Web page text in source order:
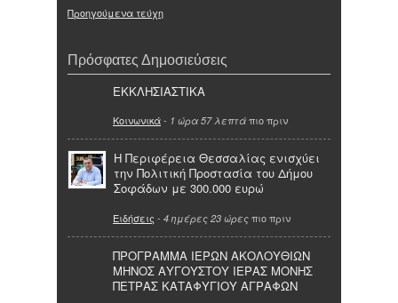
Προηγούμενα τεύχη
Πρόσφατες Δημοσιεύσεις
ΕΚΚΛΗΣΙΑΣΤΙΚΑ
Κοινωνικά- 1 ώρα 57 λεπτά πιο πριν
Η Περιφέρεια Θεσσαλίας ενισχύει
την Πολιτική Προστασία του Δήμου
Σοφάδων με 300.000 ευρώ
Ειδήσεις - 4 ημέρες 23 ώρες πιο πριν
ΠΡΟΓΡΑΜΜΑ ΙΕΡΩΝ ΑΚΟΛΟΥΘΙΩΝ
ΜΗΝΟΣ ΑΥΓΟΥΣΤΟΥ ΙΕΡΑΣ ΜΟΝΗΣ
ΠΕΤΡΑΣ ΚΑΤΑΦΥΓΙΟΥ ΑΓΡΑΦΩΝ